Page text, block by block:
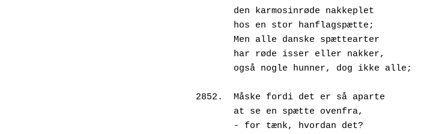
       den karmosinrøde nakkeplet
       hos en stor hanflagspætte;
       Men alle danske spættearter
       har røde isser eller nakker,
       også nogle hunner, dog ikke alle;
2852.  Måske fordi det er så aparte
       at se en spætte ovenfra,
       - for tænk, hvordan det?